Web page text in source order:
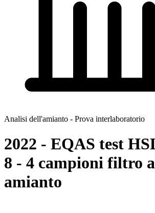
Analisi dell'amianto - Prova interlaboratorio
2022 - EQAS test
8 - 4 campioni filtro
amianto